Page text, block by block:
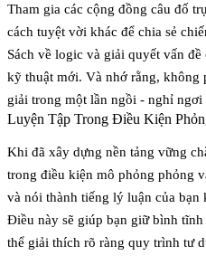
Tham gia các cộng đồng câu đố
cách tuyệt vời khác để chia sẻ
Sách về logic và giải quyết vấn
kỹ thuật mới. Và nhớ rằng, không
giải trong một lần ngồi - nghỉ
Luyện Tập Trong Điều Kiện
Khi đã xây dựng nền tảng vững
trong điều kiện mô phỏng phỏng
và nói thành tiếng lý luận của
Điều này sẽ giúp bạn giữ bình
thể giải thích rõ ràng quy trình tư